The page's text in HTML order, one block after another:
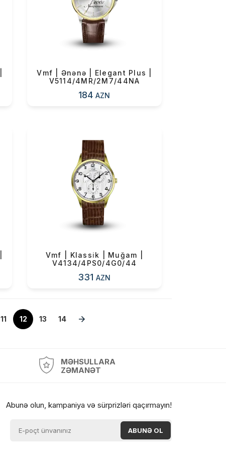
Vmf | Ənənə | Elegant Plus |
V5114/4MR/2M7/44NA
184AZN
Vmf | Klassi̇k | Muğam |
V4134/4PS0/4G0/44
331AZN
11 12 13 14
MƏHSULLARA
ZƏMANƏT
Abunə olun, kampaniya və sürprizləri qaçırmayın!